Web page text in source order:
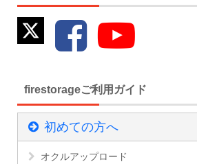
firestorageご利用ガイド
初めての方へ
オクルアップロード